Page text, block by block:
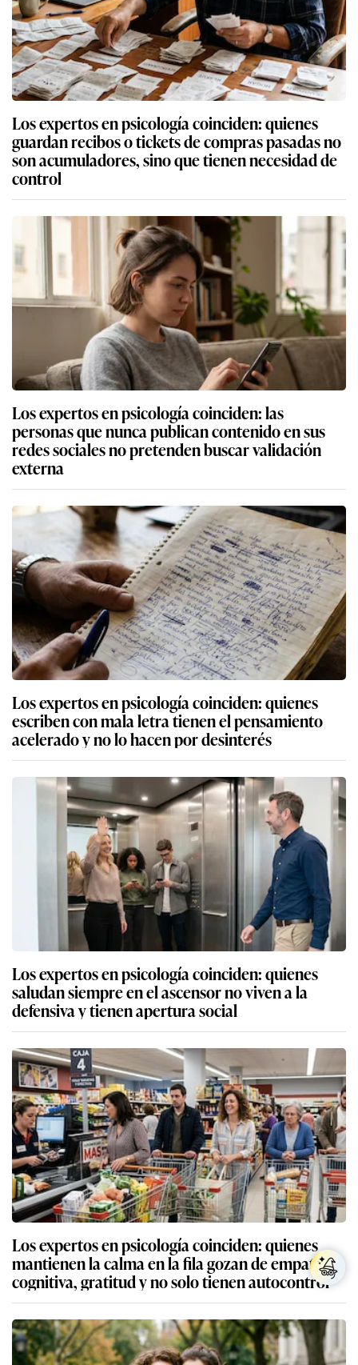
Los expertos en psicología coinciden: quienes
guardan recibos o tickets de compras pasadas no
son acumuladores, sino que tienen necesidad de
control
Los expertos en psicología coinciden: las
personas que nunca publican contenido en sus
redes sociales no pretenden buscar validación
externa
Los expertos en psicología coinciden: quienes
escriben con mala letra tienen el pensamiento
acelerado y no lo hacen por desinterés
Los expertos en psicología coinciden: quienes
saludan siempre en el ascensor no viven a la
defensiva y tienen apertura social
Los expertos en psicología coinciden: quienes
mantienen la calma en la fila gozan de empatía
cognitiva, gratitud y no solo tienen autocontrol